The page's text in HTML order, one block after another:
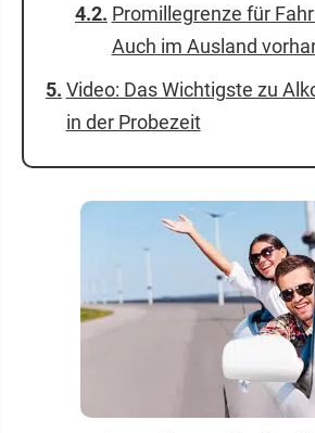
Promillegrenze für
Auch im Ausland
Video: Das Wichtigste zu
in der Probezeit